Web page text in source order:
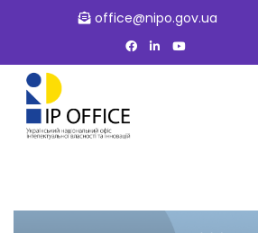
office@nipo.gov.ua